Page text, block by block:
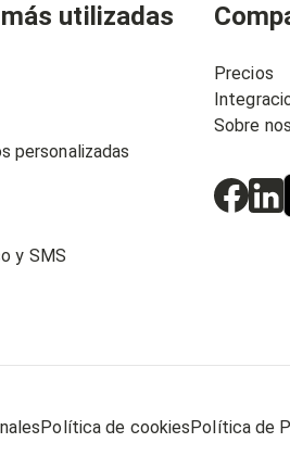
utilizadas
personalizadas
y SMS
Precios
Sobre
Política de cookiesPolítica de